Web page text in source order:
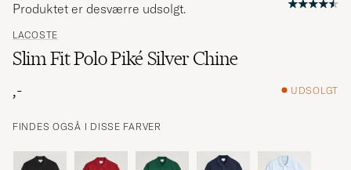
LACOSTE
Slim Fit Polo Piké Silver Chine
,-
UDSOLGT
FINDES OGSÅ I DISSE FARVER
Produktet er desværre udsolgt.